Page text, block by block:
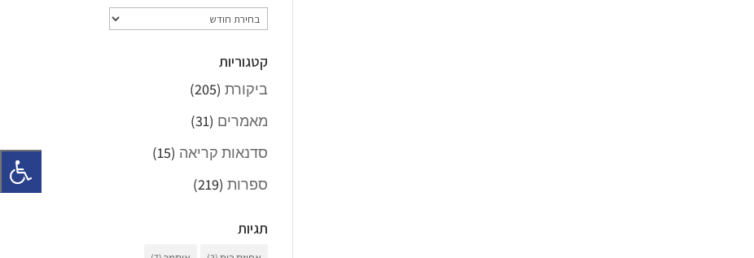
ארכיונים
קטגוריות
ביקורת (205)
מאמרים (31)
סדנאות קריאה (15)
ספרות (219)
תגיות